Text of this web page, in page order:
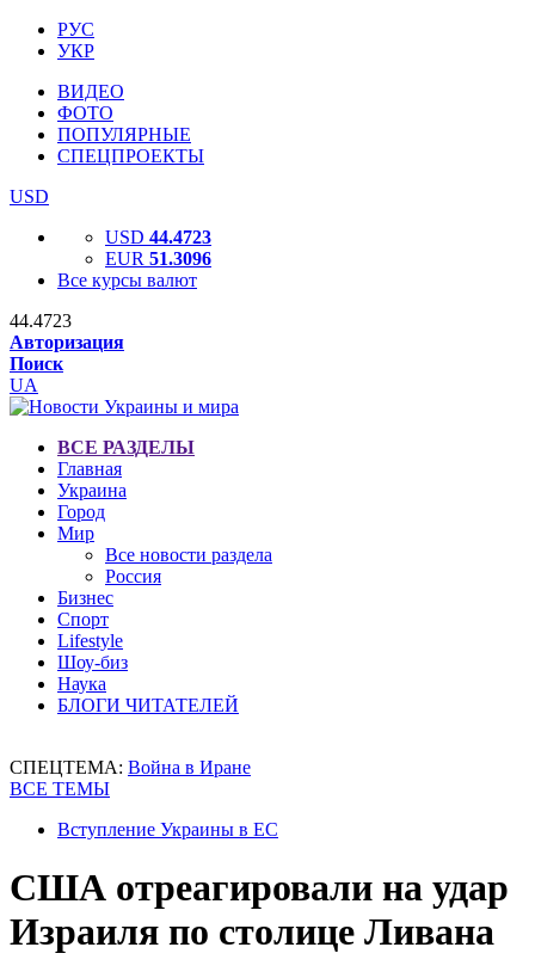
РУС
УКР
ВИДЕО
ФОТО
ПОПУЛЯРНЫЕ
СПЕЦПРОЕКТЫ
USD
USD 44.4723
EUR 51.3096
Все курсы валют
44.4723
Авторизация
Поиск
UA
ВСЕ РАЗДЕЛЫ
Главная
Украина
Город
Мир
Все новости раздела
Россия
Бизнес
Спорт
Lifestyle
Шоу-биз
Наука
БЛОГИ ЧИТАТЕЛЕЙ
СПЕЦТЕМА: Война в Иране
ВСЕ ТЕМЫ
Вступление Украины в ЕС
США отреагировали на удар
Израиля по столице Ливана